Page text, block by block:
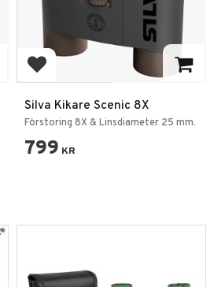
Add to favorites
Silva Kikare Scenic 8X
Förstoring 8X & Linsdiameter 25 mm.
799 KR